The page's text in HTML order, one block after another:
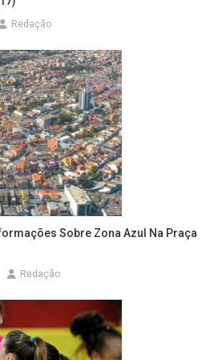
Redação
Sobre Zona Azul Na Praça
Redação